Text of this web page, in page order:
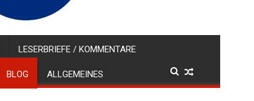
LESERBRIEFE / KOMMENTARE
BLOG ALLGEMEINES